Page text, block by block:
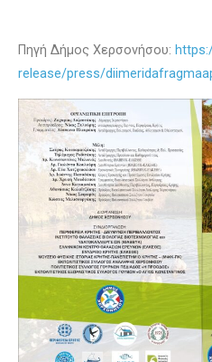
Πηγή Δήμος Χερσονήσου:
release/press/